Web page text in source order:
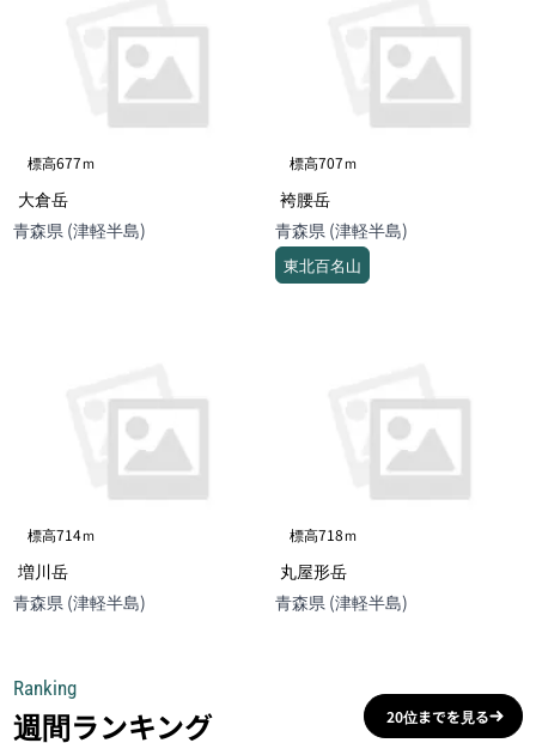
標高677ｍ
大倉岳
青森県 (津軽半島)
標高707ｍ
袴腰岳
青森県 (津軽半島)
東北百名山
標高714ｍ
増川岳
青森県 (津軽半島)
標高718ｍ
丸屋形岳
青森県 (津軽半島)
Ranking
週間ランキング 20位までを見る